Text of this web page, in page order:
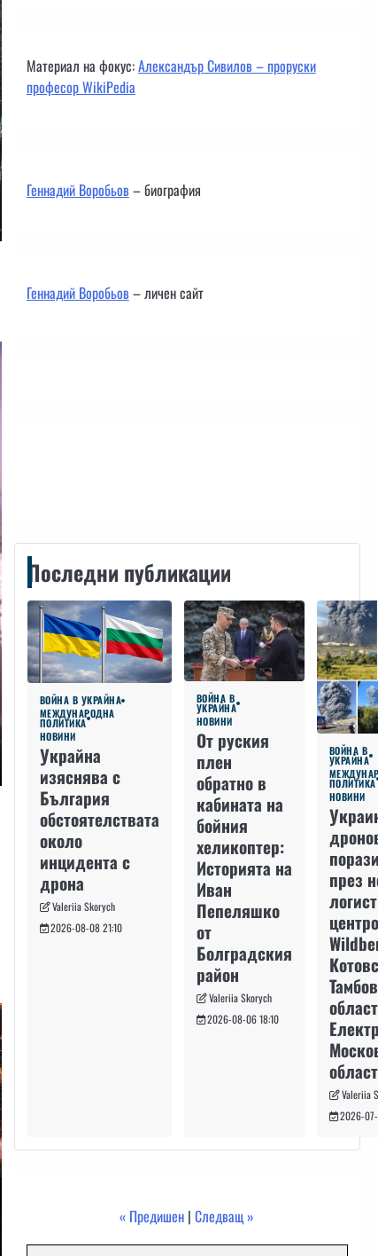
Материал на фокус:Александър Сивилов – проруски
професор WikiPedia
Геннадий Воробьов– биография
Геннадий Воробьов– личен сайт
Последни публикации
ВОЙНА В УКРАЙНА
МЕЖДУНАРОДНА
ПОЛИТИКА
НОВИНИ
Украйна
изяснява с
България
обстоятелствата
около
инцидента с
дрона
Valeriia Skorych
2026-08-08 21:10
ВОЙНА В
УКРАЙНА
НОВИНИ
От руския
плен
обратно в
кабината на
бойния
хеликоптер:
Историята на
Иван
Пепеляшко
от
Болградския
район
Valeriia Skorych
2026-08-06 18:10
ВОЙНА В
УКРАЙНА
ПОЛИТИКА
НОВИНИ
през
област
Valeriia
2026-
« Предишен |Следващ »